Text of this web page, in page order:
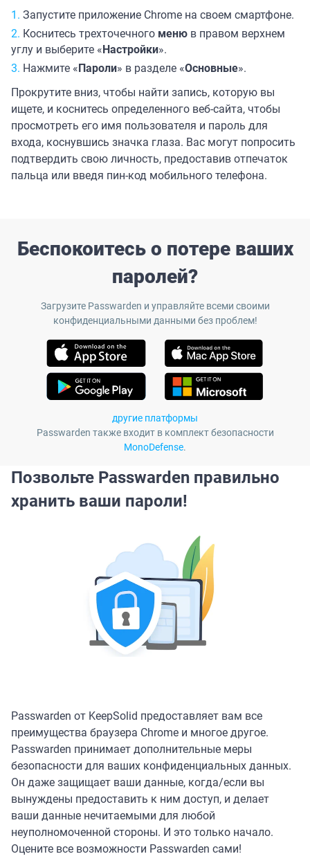
Запустите приложение Chrome на своем смартфоне.
Коснитесь трехточечного меню в правом верхнем
углу и выберите «Настройки».
Нажмите «Пароли» в разделе «Основные».
Прокрутите вниз, чтобы найти запись, которую вы
ищете, и коснитесь определенного веб-сайта, чтобы
просмотреть его имя пользователя и пароль для
входа, коснувшись значка глаза. Вас могут попросить
подтвердить свою личность, предоставив отпечаток
пальца или введя пин-код мобильного телефона.
Беспокоитесь о потере ваших
паролей?
Загрузите Passwarden и управляйте всеми своими
конфиденциальными данными без проблем!
другие платформы
Passwarden также входит в комплект безопасности
MonoDefense.
Позвольте Passwarden правильно
хранить ваши пароли!
Passwarden от KeepSolid предоставляет вам все
преимущества браузера Chrome и многое другое.
Passwarden принимает дополнительные меры
безопасности для ваших конфиденциальных данных.
Он даже защищает ваши данные, когда/если вы
вынуждены предоставить к ним доступ, и делает
ваши данные нечитаемыми для любой
неуполномоченной стороны. И это только начало.
Оцените все возможности Passwarden сами!